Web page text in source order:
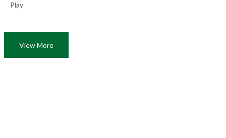
Play
View More